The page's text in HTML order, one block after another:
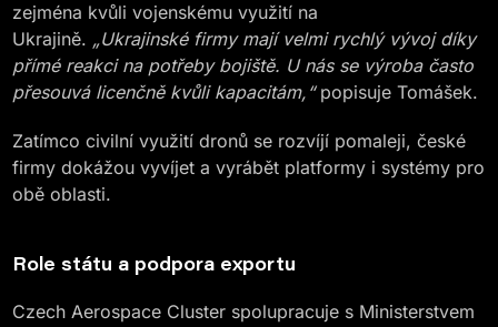
zejména kvůli vojenskému využití na
Ukrajině. „Ukrajinské firmy mají velmi rychlý vývoj díky
přímé reakci na potřeby bojiště. U nás se výroba často
přesouvá licenčně kvůli kapacitám,“popisuje Tomášek.
Zatímco civilní využití dronů se rozvíjí pomaleji, české
firmy dokážou vyvíjet a vyrábět platformy i systémy pro
obě oblasti.
Role státu a podpora exportu
Czech Aerospace Cluster spolupracuje s Ministerstvem